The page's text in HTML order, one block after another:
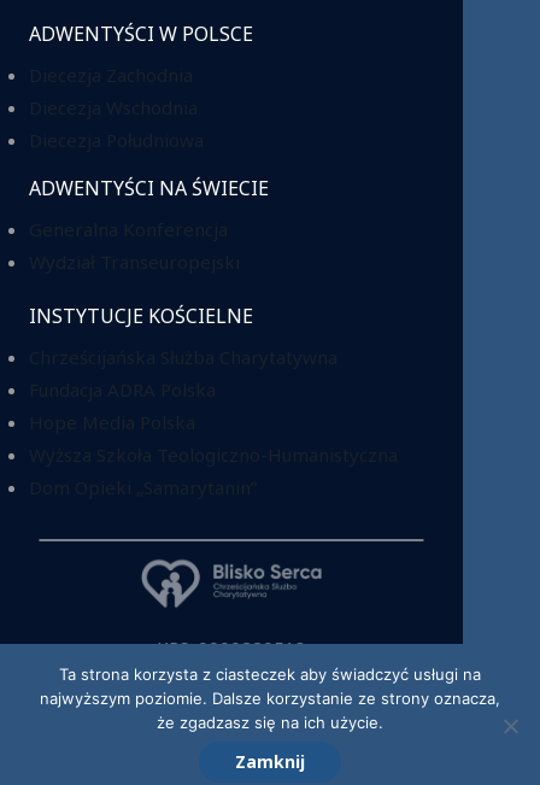
ADWENTYŚCI W POLSCE
ADWENTYŚCI NA ŚWIECIE
INSTYTUCJE KOŚCIELNE
KRS: 0000220518
Ta strona korzysta z ciasteczek aby świadczyć usługi na
najwyższym poziomie. Dalsze korzystanie ze strony oznacza,
że zgadzasz się na ich użycie.
Zamknij